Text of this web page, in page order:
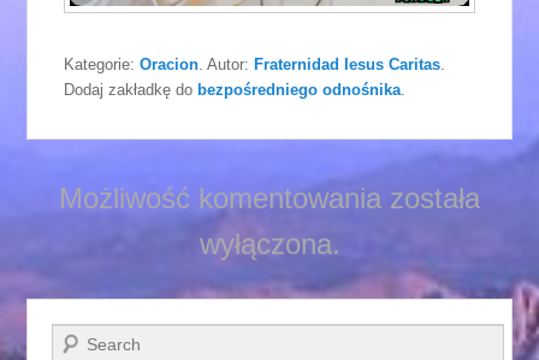
Kategorie:Oracion . Autor: Fraternidad Iesus Caritas
Dodaj zakładkę do bezpośredniego odnośnika
Możliwość komentowania została
wyłączona.
Szukaj